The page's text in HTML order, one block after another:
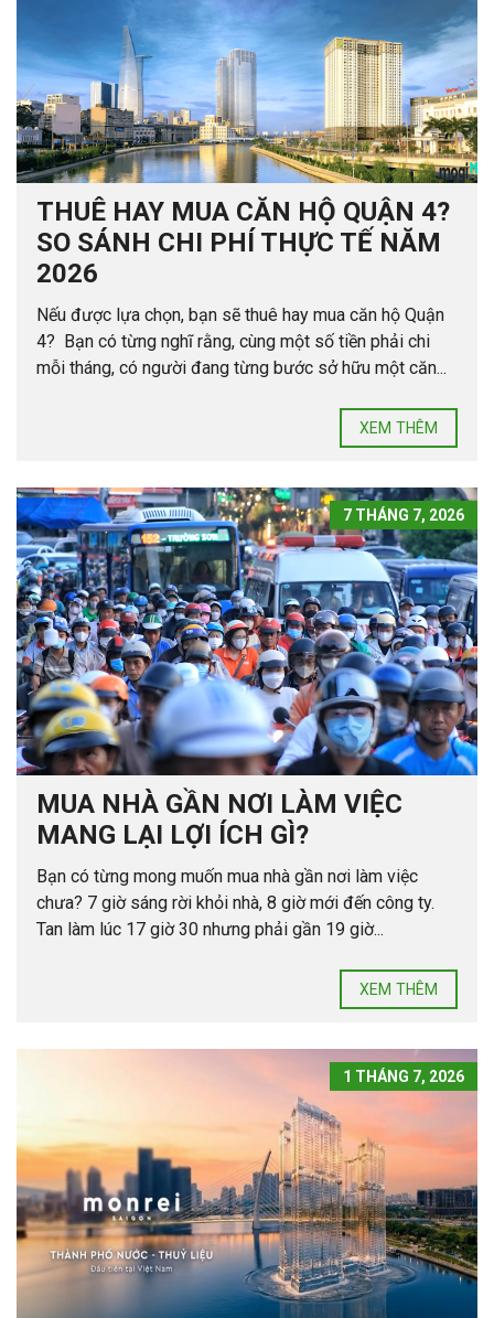
THUÊ HAY MUA CĂN HỘ QUẬN 4?
SO SÁNH CHI PHÍ THỰC TẾ NĂM
2026
Nếu được lựa chọn, bạn sẽ thuê hay mua căn hộ Quận
4? Bạn có từng nghĩ rằng, cùng một số tiền phải chi
mỗi tháng, có người đang từng bước sở hữu một căn...
XEM THÊM
7 THÁNG 7, 2026
MUA NHÀ GẦN NƠI LÀM VIỆC
MANG LẠI LỢI ÍCH GÌ?
Bạn có từng mong muốn mua nhà gần nơi làm việc
chưa? 7 giờ sáng rời khỏi nhà, 8 giờ mới đến công ty.
Tan làm lúc 17 giờ 30 nhưng phải gần 19 giờ...
XEM THÊM
1 THÁNG 7, 2026